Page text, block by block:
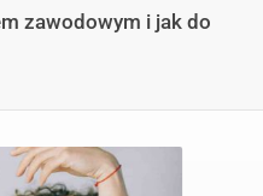
zawodowym i jak do